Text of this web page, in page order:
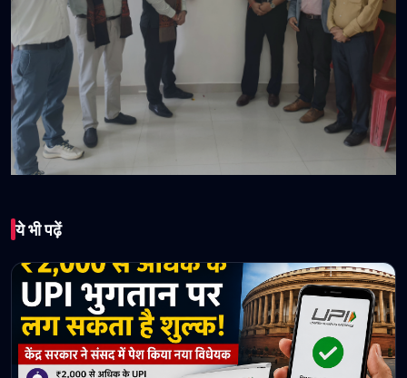
हिमाचल ग्रामीण बैंक का
विस्तार, ऊँचागाँव में खुली
276वीं शाखा
May 06, 2026 • 1 min read
ये भी पढ़ें